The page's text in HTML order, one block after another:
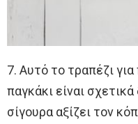
7. Αυτό το τραπέζι
παγκάκι είναι
σίγουρα αξίζει τον